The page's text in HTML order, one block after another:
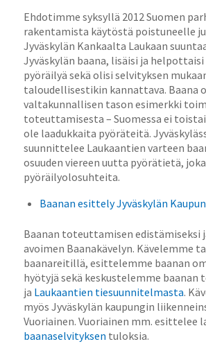
Ehdotimme syksyllä 2012 Suomen
rakentamista käytöstä poistuneelle
Jyväskylän Kankaalta Laukaan
Jyväskylän baana, lisäisi ja
pyöräilyä sekä olisi selvityksen
taloudellisestikin kannattava. Baana
valtakunnallisen tason esimerkki
toteuttamisesta – Suomessa ei
ole laadukkaita pyöräteitä.
suunnittelee Laukaantien varteen
osuuden viereen uutta pyörätietä,
pyöräilyolosuhteita.
Baanan esittely Jyväskylän
Baanan toteuttamisen edistämiseksi
avoimen Baanakävelyn. Kävelemme
baanareitillä, esittelemme baanan
hyötyjä sekä keskustelemme
ja Laukaantien tiesuunnitelmasta.
myös Jyväskylän kaupungin
Vuoriainen. Vuoriainen mm. esittelee
baanaselvityksen tuloksia.